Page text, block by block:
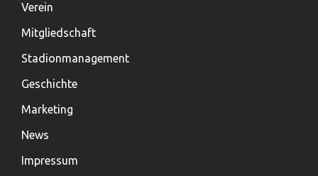
Verein
Mitgliedschaft
Stadionmanagement
Geschichte
Marketing
News
Impressum